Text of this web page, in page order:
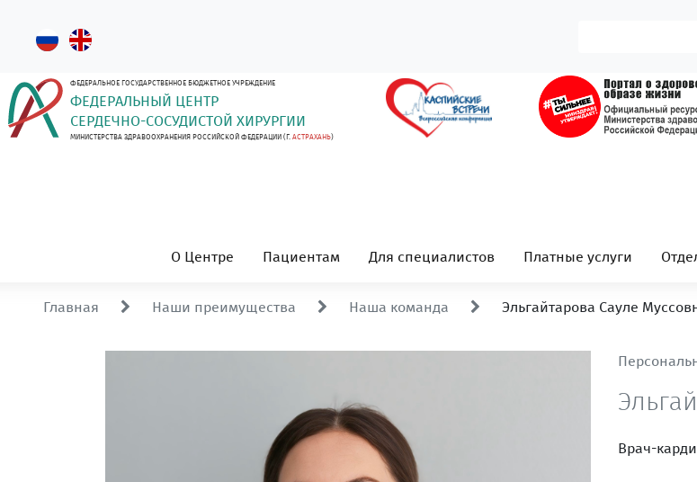
ФЕДЕРАЛЬНОЕ ГОСУДАРСТВЕННОЕ БЮДЖЕТНОЕ УЧРЕЖДЕНИЕ
ФЕДЕРАЛЬНЫЙ ЦЕНТР
СЕРДЕЧНО-СОСУДИСТОЙ ХИРУРГИИ
МИНИСТЕРСТВА ЗДРАВООХРАНЕНИЯ РОССИЙСКОЙ ФЕДЕРАЦИИ (Г. АСТРАХАНЬ)
О Центре Пациентам Для специалистов Платные услуги
Главная Наши преимущества Наша команда Эльгайтарова Сауле
Врач-